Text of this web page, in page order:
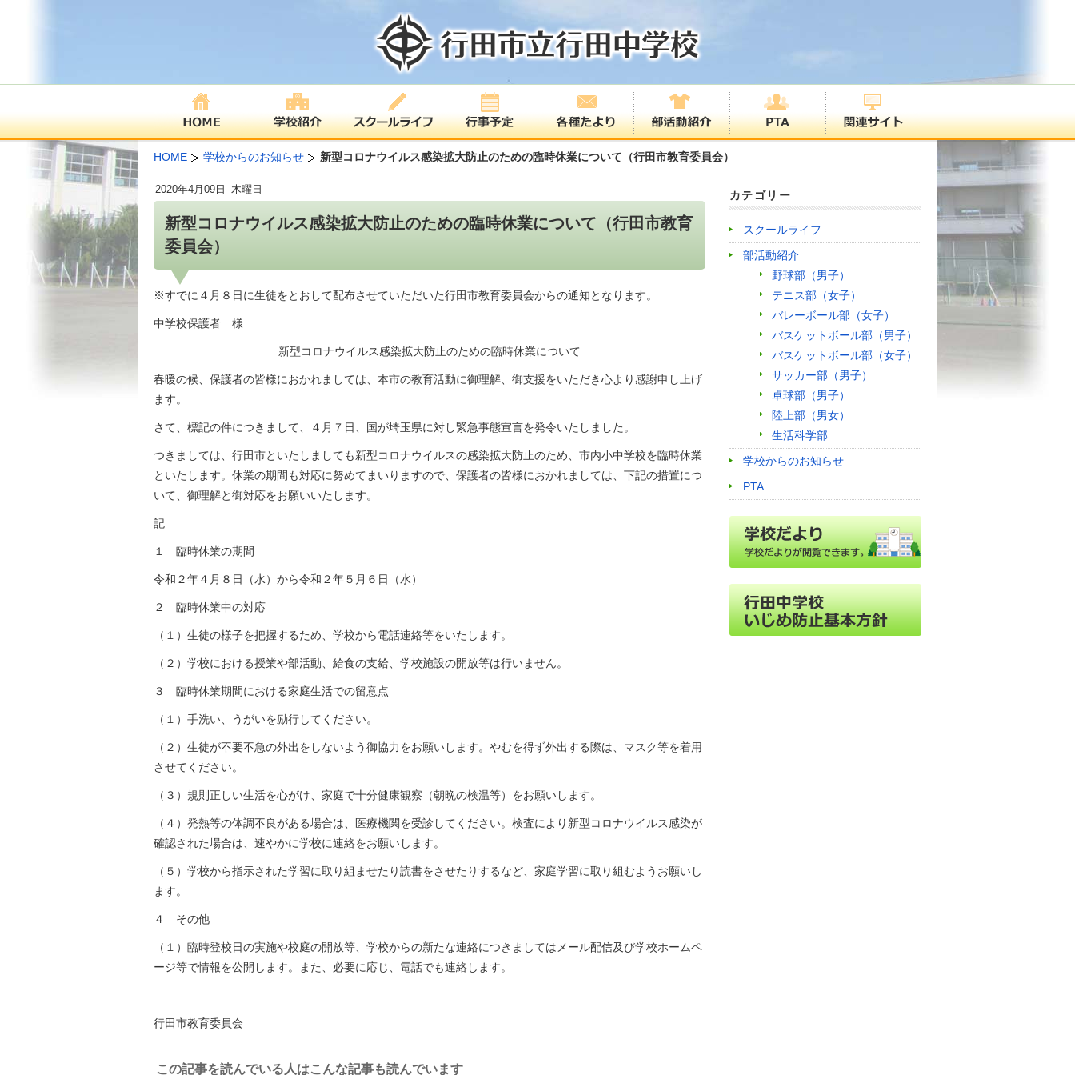
HOME 学校からのお知らせ 新型コロナウイルス感染拡大防止のための臨時休業について（行田市教育委員会）
新型コロナウイルス感染拡大防止のための臨時休業について（行田市教育
委員会）
2020年4月09日 木曜日
※すでに４月８日に生徒をとおして配布させていただいた行田市教育委員会からの通知となります。
中学校保護者 様
新型コロナウイルス感染拡大防止のための臨時休業について
春暖の候、保護者の皆様におかれましては、本市の教育活動に御理解、御支援をいただき心より感謝申し上げ
ます。
さて、標記の件につきまして、４月７日、国が埼玉県に対し緊急事態宣言を発令いたしました。
つきましては、行田市といたしましても新型コロナウイルスの感染拡大防止のため、市内小中学校を臨時休業
といたします。休業の期間も対応に努めてまいりますので、保護者の皆様におかれましては、下記の措置につ
いて、御理解と御対応をお願いいたします。
記
１ 臨時休業の期間
令和２年４月８日（水）から令和２年５月６日（水）
２ 臨時休業中の対応
（１）生徒の様子を把握するため、学校から電話連絡等をいたします。
（２）学校における授業や部活動、給食の支給、学校施設の開放等は行いません。
３ 臨時休業期間における家庭生活での留意点
（１）手洗い、うがいを励行してください。
（２）生徒が不要不急の外出をしないよう御協力をお願いします。やむを得ず外出する際は、マスク等を着用
させてください。
（３）規則正しい生活を心がけ、家庭で十分健康観察（朝晩の検温等）をお願いします。
（４）発熱等の体調不良がある場合は、医療機関を受診してください。検査により新型コロナウイルス感染が
確認された場合は、速やかに学校に連絡をお願いします。
（５）学校から指示された学習に取り組ませたり読書をさせたりするなど、家庭学習に取り組むようお願いし
ます。
４ その他
（１）臨時登校日の実施や校庭の開放等、学校からの新たな連絡につきましてはメール配信及び学校ホームペ
ージ等で情報を公開します。また、必要に応じ、電話でも連絡します。
行田市教育委員会
この記事を読んでいる人はこんな記事も読んでいます
カテゴリー
スクールライフ
部活動紹介
野球部（男子）
テニス部（女子）
バレーボール部（女子）
バスケットボール部（男子）
バスケットボール部（女子）
サッカー部（男子）
卓球部（男子）
陸上部（男女）
生活科学部
学校からのお知らせ
PTA